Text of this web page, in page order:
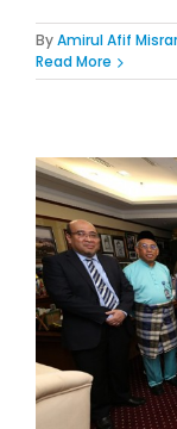
ByAmirul Afif
Read More